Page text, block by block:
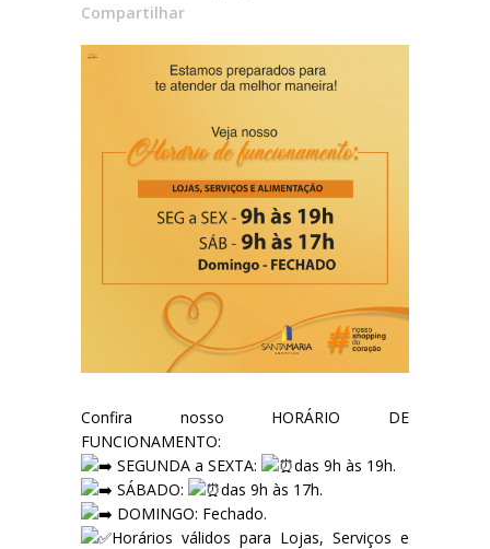
Compartilhar
Confira nosso HORÁRIO DE
FUNCIONAMENTO:
SEGUNDA a SEXTA:
das 9h às 19h.
SÁBADO:
das 9h às 17h.
DOMINGO: Fechado.
Horários válidos para Lojas, Serviços e